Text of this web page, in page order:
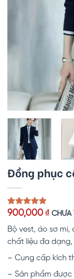
Đồng phục
5.00trên 5
1
đánh giá
900,000 ₫ CHƯA
Bộ vest, áo sơ
chất liệu đa
– Cung cấp kích
– Sản phẩm được